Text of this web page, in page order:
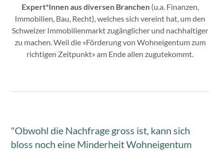
Expert*Innen aus diversen Branchen(u.a. Finanzen,
Immobilien, Bau, Recht), welches sich vereint hat, um den
Schweizer Immobilienmarkt zugänglicher und nachhaltiger
zu machen. Weil die «Förderung von Wohneigentum zum
richtigen Zeitpunkt» am Ende allen zugutekommt.
"Obwohl die Nachfrage gross ist, kann sich
bloss noch eine Minderheit Wohneigentum